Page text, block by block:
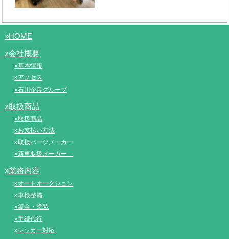
»HOME
»会社概要
»基本情報
»アクセス
»石川企業グループ
»取扱商品
»取扱商品
»お支払い方法
»取扱パーツメーカー
»新車取扱メーカー
»業務内容
»オートオークション
»車検整備
»鈑金・塗装
»手続代行
»レッカー対応